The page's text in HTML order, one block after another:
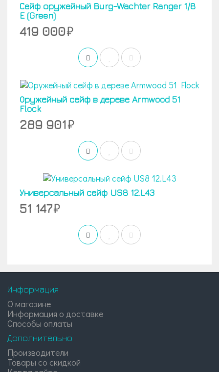
Сейф оружейный Burg–Wachter Ranger 1/8
E (Green)
419 000
Оружейный сейф в дереве Armwood 51
Flock
289 901
Универсальный сейф US8 12.L43
51 147
Информация
О магазине
Информация о доставке
Способы оплаты
Дополнительно
Производители
Товары со скидкой